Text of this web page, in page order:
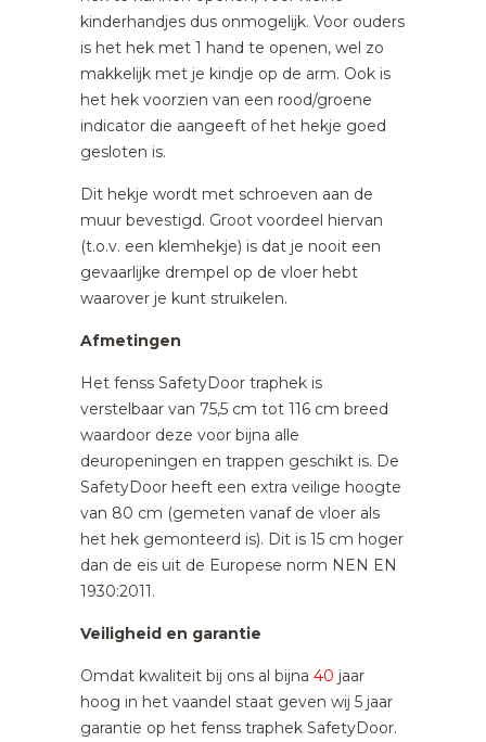
kinderhandjes dus onmogelijk. Voor ouders
is het hek met 1 hand te openen, wel zo
makkelijk met je kindje op de arm. Ook is
het hek voorzien van een rood/groene
indicator die aangeeft of het hekje goed
gesloten is.
Dit hekje wordt met schroeven aan de
muur bevestigd. Groot voordeel hiervan
(t.o.v. een klemhekje) is dat je nooit een
gevaarlijke drempel op de vloer hebt
waarover je kunt struikelen.
Afmetingen
Het fenss SafetyDoor traphek is
verstelbaar van 75,5 cm tot 116 cm breed
waardoor deze voor bijna alle
deuropeningen en trappen geschikt is. De
SafetyDoor heeft een extra veilige hoogte
van 80 cm (gemeten vanaf de vloer als
het hek gemonteerd is). Dit is 15 cm hoger
dan de eis uit de Europese norm NEN EN
1930:2011.
Veiligheid en garantie
Omdat kwaliteit bij ons al bijna 40 jaar
hoog in het vaandel staat geven wij 5 jaar
garantie op het fenss traphek SafetyDoor.